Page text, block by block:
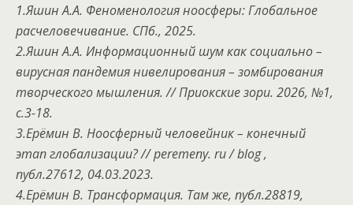
1.Яшин А.А. Феноменология ноосферы: Глобальное
расчеловечивание. СПб., 2025.
2.Яшин А.А. Информационный шум как социально –
вирусная пандемия нивелирования – зомбирования
творческого мышления. // Приокские зори. 2026, №1,
с.3-18.
3.Ерёмин В. Ноосферный человейник – конечный
этап глобализации? // peremeny. ru / blog ,
публ.27612, 04.03.2023.
4.Ерёмин В. Трансформация. Там же, публ.28819,